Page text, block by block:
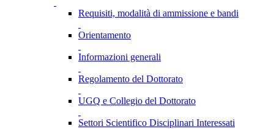
Requisiti, modalità di ammissione e bandi
Orientamento
Informazioni generali
Regolamento del Dottorato
UGQ e Collegio del Dottorato
Settori Scientifico Disciplinari Interessati